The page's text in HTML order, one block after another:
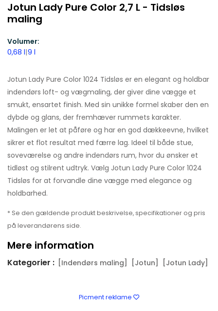
Jotun Lady Pure Color 2,7 L - Tidsløs
maling
Volumer:
0,68 l|9 l
Jotun Lady Pure Color 1024 Tidsløs er en elegant og holdbar
indendørs loft- og vægmaling, der giver dine vægge et
smukt, ensartet finish. Med sin unikke formel skaber den en
dybde og glans, der fremhæver rummets karakter.
Malingen er let at påføre og har en god dækkeevne, hvilket
sikrer et flot resultat med færre lag. Ideel til både stue,
soveværelse og andre indendørs rum, hvor du ønsker et
tidløst og stilrent udtryk. Vælg Jotun Lady Pure Color 1024
Tidsløs for at forvandle dine vægge med elegance og
holdbarhed.
* Se den gældende produkt beskrivelse, specifikationer og pris
på leverandørens side.
Mere information
Kategorier : [Indendørs maling] [Jotun] [Jotun Lady]
Picment reklame